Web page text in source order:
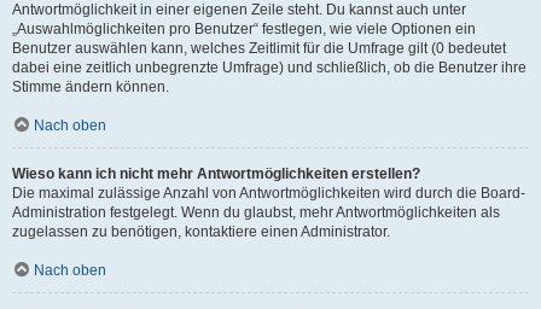
Antwortmöglichkeit in einer eigenen Zeile steht. Du kannst auch unter
„Auswahlmöglichkeiten pro Benutzer“ festlegen, wie viele Optionen ein
Benutzer auswählen kann, welches Zeitlimit für die Umfrage gilt (0 bedeutet
dabei eine zeitlich unbegrenzte Umfrage) und schließlich, ob die Benutzer ihre
Stimme ändern können.
Nach oben
Wieso kann ich nicht mehr Antwortmöglichkeiten erstellen?
Die maximal zulässige Anzahl von Antwortmöglichkeiten wird durch die Board-
Administration festgelegt. Wenn du glaubst, mehr Antwortmöglichkeiten als
zugelassen zu benötigen, kontaktiere einen Administrator.
Nach oben